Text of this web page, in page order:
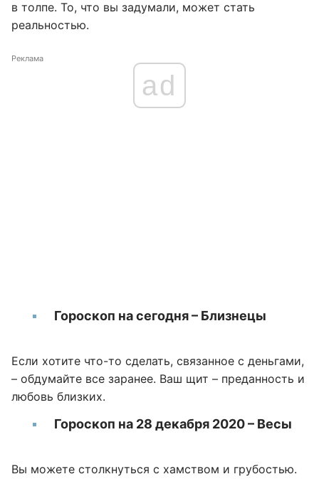
в толпе. То, что вы задумали, может стать
реальностью.
Реклама
ad
Гороскоп на сегодня – Близнецы
Если хотите что-то сделать, связанное с деньгами,
– обдумайте все заранее. Ваш щит – преданность и
любовь близких.
Гороскоп на 28 декабря 2020 – Весы
Вы можете столкнуться с хамством и грубостью.